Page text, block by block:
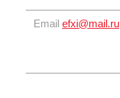
Email efxi@mail.ru